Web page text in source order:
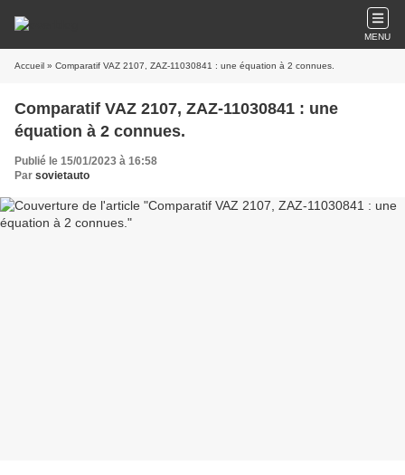
MENU
Accueil » Comparatif VAZ 2107, ZAZ-11030841 : une équation à 2 connues.
Comparatif VAZ 2107, ZAZ-11030841 : une
équation à 2 connues.
Publié le 15/01/2023 à 16:58
Par sovietauto